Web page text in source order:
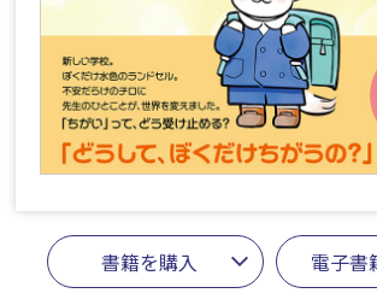
書籍を購入 電子書